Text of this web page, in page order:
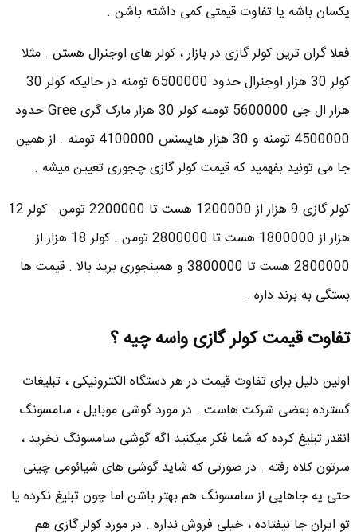
یکسان باشه یا تفاوت قیمتی کمی داشته باشن .
فعلا گران ترین کولر گازی در بازار ، کولر های اوجنرال هستن . مثلا
کولر 30 هزار اوجنرال حدود 6500000 تومنه در حالیکه کولر 30
هزار ال جی 5600000 تومنه کولر 30 هزار مارک گری Gree حدود
4500000 تومنه و 30 هزار هایسنس 4100000 تومنه . از همین
جا می تونید بفهمید که قیمت کولر گازی چجوری تعیین میشه .
کولر گازی 9 هزار از 1200000 هست تا 2200000 تومن . کولر 12
هزار از 1800000 هست تا 2800000 تومن . کولر 18 هزار از
2800000 هست تا 3800000 و همینجوری برید بالا . قیمت ها
بستگی به برند داره .
تفاوت قیمت کولر گازی واسه چیه ؟
اولین دلیل برای تفاوت قیمت در هر دستگاه الکترونیکی ، تبلیغات
گسترده بعضی شرکت هاست . در مورد گوشی موبایل ، سامسونگ
انقدر تبلیغ کرده که شما فکر میکنید اگه گوشی سامسونگ نخرید ،
سرتون کلاه رفته . در صورتی که شاید گوشی های شیائومی چینی
حتی یه جاهایی از سامسونگ هم بهتر باشن اما چون تبلیغ نکرده یا
تو ایران جا نیفتاده ، خیلی فروش نداره . در مورد کولر گازی هم